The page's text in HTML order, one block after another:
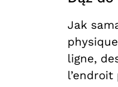
Jak
ligne,